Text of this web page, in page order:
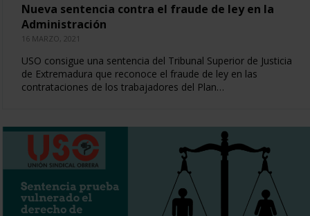
Nueva sentencia contra el fraude de ley en la
Administración
16 MARZO, 2021
USO consigue una sentencia del Tribunal Superior de Justicia
de Extremadura que reconoce el fraude de ley en las
contrataciones de los trabajadores del Plan…